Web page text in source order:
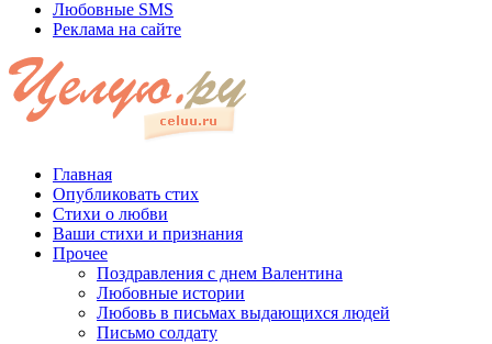
Любовные SMS
Реклама на сайте
Главная
Опубликовать стих
Стихи о любви
Ваши стихи и признания
Прочее
Поздравления с днем Валентина
Любовные истории
Любовь в письмах выдающихся людей
Письмо солдату